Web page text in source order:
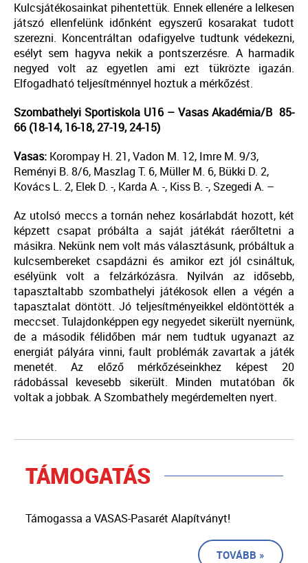
Kulcsjátékosainkat pihentettük. Ennek ellenére a lelkesen
játszó ellenfelünk időnként egyszerű kosarakat tudott
szerezni. Koncentráltan odafigyelve tudtunk védekezni,
esélyt sem hagyva nekik a pontszerzésre. A harmadik
negyed volt az egyetlen ami ezt tükrözte igazán.
Elfogadható teljesítménnyel hoztuk a mérkőzést.
Szombathelyi Sportiskola U16 – Vasas Akadémia/B 85-
66 (18-14, 16-18, 27-19, 24-15)
Vasas: Korompay H. 21, Vadon M. 12, Imre M. 9/3,
Reményi B. 8/6, Maszlag T. 6, Müller M. 6, Bükki D. 2,
Kovács L. 2, Elek D. -, Karda A. -, Kiss B. -, Szegedi A. –
Az utolsó meccs a tornán nehez kosárlabdát hozott, két
képzett csapat próbálta a saját játékát ráerőltetni a
másikra. Nekünk nem volt más választásunk, próbáltuk a
kulcsembereket csapdázni és amikor ezt jól csináltuk,
esélyünk volt a felzárkózásra. Nyilván az idősebb,
tapasztaltabb szombathelyi játékosok ellen a végén a
tapasztalat döntött. Jó teljesítményeikkel eldöntötték a
meccset. Tulajdonképpen egy negyedet sikerült nyernünk,
de a második félidőben már nem tudtuk ugyanazt az
energiát pályára vinni, fault problémák zavartak a játék
menetét. Az előző mérkőzéseinkhez képest 20
rádobással kevesebb sikerült. Minden mutatóban ők
voltak a jobbak. A Szombathely megérdemelten nyert.
TÁMOGATÁS
Támogassa a VASAS-Pasarét Alapítványt!
TOVÁBB »